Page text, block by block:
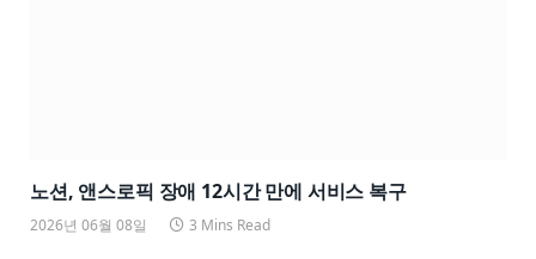
노션, 앤스로픽 장애 12시간 만에 서비스 복구
2026년 06월 08일 3 Mins Read